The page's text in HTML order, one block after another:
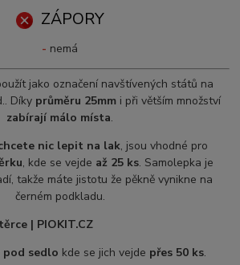
ZÁPORY
- nemá
jako označení navštívených států na
Díky průměru 25mm i při větším množství
zabírají málo místa.
nic lepit na lak, jsou vhodné pro
, kde se vejde až 25 ks. Samolepka je
takže máte jistotu že pěkně vynikne na
černém podkladu.
sedlo kde se jich vejde přes 50 ks.